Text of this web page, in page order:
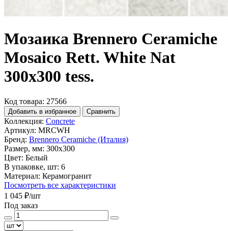
Мозаика Brennero Ceramiche
Mosaico Rett. White Nat
300x300 tess.
Код товара: 27566
Добавить в избранное Сравнить
Коллекция: Concrete
Артикул: MRCWH
Бренд: Brennero Ceramiche (Италия)
Размер, мм: 300x300
Цвет: Белый
В упаковке, шт: 6
Материал: Керамогранит
Посмотреть все характеристики
1 045 ₽/шт
Под заказ